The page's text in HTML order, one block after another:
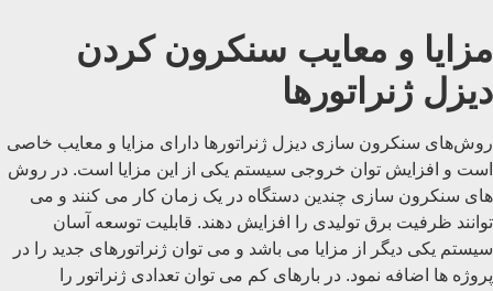
مزایا و معایب سنکرون کردن
دیزل ژنراتورها
روش‌های سنکرون‌ سازی دیزل ژنراتورها دارای مزایا و معایب خاصی
است و افزایش توان خروجی سیستم یکی از این مزایا است. در روش
های سنکرون سازی چندین دستگاه در یک زمان کار می کنند و می
توانند ظرفیت برق تولیدی را افزایش دهند. قابلیت توسعه آسان
سیستم یکی دیگر از مزایا می باشد و می توان ژنراتورهای جدید را در
پروژه ها اضافه نمود. در بارهای کم می توان تعدادی ژنراتور را